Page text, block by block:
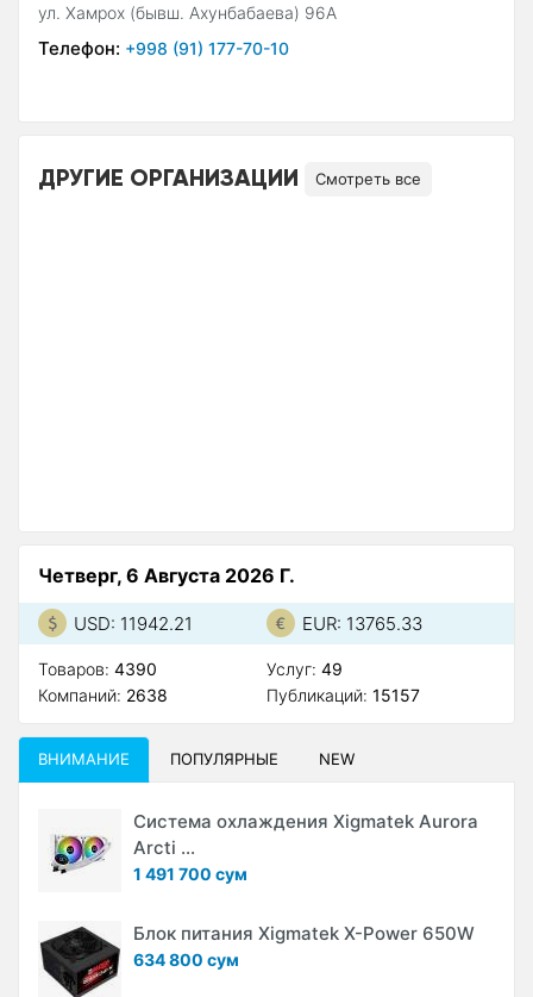
ул. Хамрох (бывш. Ахунбабаева) 96А
Телефон: +998 (91) 177-70-10
ДРУГИЕ ОРГАНИЗАЦИИ Смотреть все
Четверг, 6 Августа 2026 Г.
USD: 11942.21 EUR: 13765.33
Товаров: 4390
Компаний: 2638
Услуг: 49
Публикаций: 15157
ВНИМАНИЕ ПОПУЛЯРНЫЕ NEW
Система охлаждения Xigmatek Aurora
Arcti ...
1 491 700 сум
Блок питания Xigmatek X-Power 650W
634 800 сум